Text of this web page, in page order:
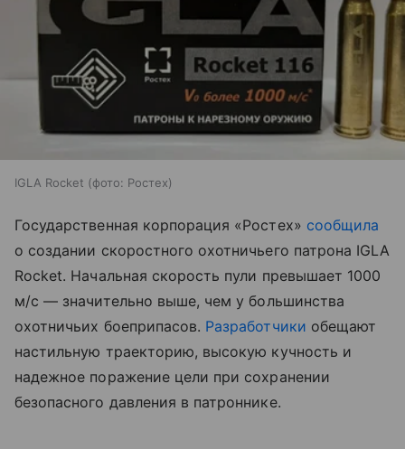
IGLA Rocket (фото: Ростех)
Государственная корпорация «Ростех» сообщила
о создании скоростного охотничьего патрона IGLA
Rocket. Начальная скорость пули превышает 1000
м/с — значительно выше, чем у большинства
охотничьих боеприпасов. Разработчики обещают
настильную траекторию, высокую кучность и
надежное поражение цели при сохранении
безопасного давления в патроннике.